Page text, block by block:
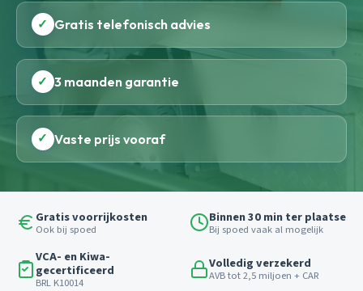
✓ Gratis telefonisch advies
✓ 3 maanden garantie
✓ Vaste prijs vooraf
Gratis voorrijkosten
Ook bij spoed
Binnen 30 min ter plaatse
Bij spoed vaak al mogelijk
VCA- en Kiwa-
gecertificeerd
BRL K10014
Volledig verzekerd
AVB tot 2,5 miljoen + CAR